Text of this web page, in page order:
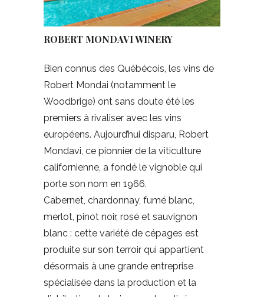
ROBERT MONDAVI WINERY
Bien connus des Québécois, les vins de
Robert Mondai (notamment le
Woodbrige) ont sans doute été les
premiers à rivaliser avec les vins
européens. Aujourd’hui disparu, Robert
Mondavi, ce pionnier de la viticulture
californienne, a fondé le vignoble qui
porte son nom en 1966.
Cabernet, chardonnay, fumé blanc,
merlot, pinot noir, rosé et sauvignon
blanc : cette variété de cépages est
produite sur son terroir qui appartient
désormais à une grande entreprise
spécialisée dans la production et la